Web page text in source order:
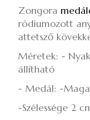
Zongora
ródiumozott
attetsző
Méretek: -
állítható
- Medál: -
-Szélessége 2